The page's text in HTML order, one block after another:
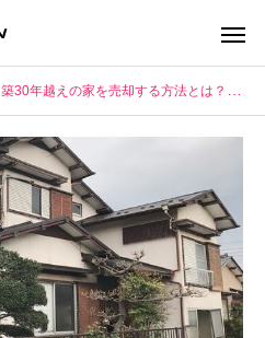
任意売
築30年越えの家を売却する方法とは？家の価値や売却されやすい条件を解説